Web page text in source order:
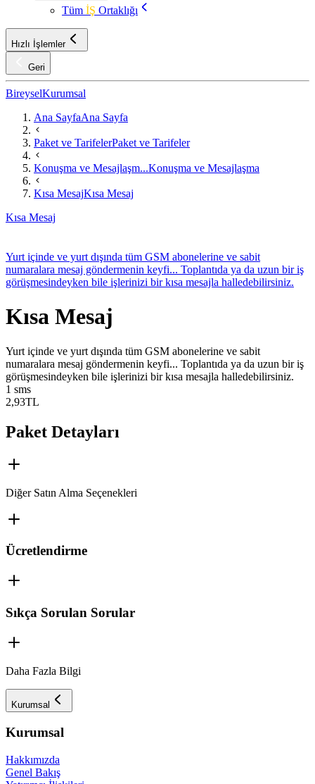
Tüm İŞ Ortaklığı
Hızlı İşlemler
Geri
BireyselKurumsal
Ana SayfaAna Sayfa
Paket ve TarifelerPaket ve Tarifeler
Konuşma ve Mesajlaşm...Konuşma ve Mesajlaşma
Kısa MesajKısa Mesaj
Kısa Mesaj
​​Yurt içinde ve yurt dışında tüm GSM abonelerine ve sabit
numaralara mesaj göndermenin keyfi... Toplantıda ya da uzun bir iş
görüşmesindeyken bile işlerinizi bir kısa mesajla halledebilirsiniz.
Kısa Mesaj
​​Yurt içinde ve yurt dışında tüm GSM abonelerine ve sabit
numaralara mesaj göndermenin keyfi... Toplantıda ya da uzun bir iş
görüşmesindeyken bile işlerinizi bir kısa mesajla halledebilirsiniz.
1 sms
2,93TL
Paket Detayları
Diğer Satın Alma Seçenekleri
Ücretlendirme
Sıkça Sorulan Sorular
Daha Fazla Bilgi
Kurumsal
Kurumsal
Hakkımızda
Genel Bakış